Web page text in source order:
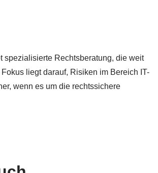
spezialisierte Rechtsberatung, die weit
liegt darauf, Risiken im Bereich IT-
wenn es um die rechtssichere